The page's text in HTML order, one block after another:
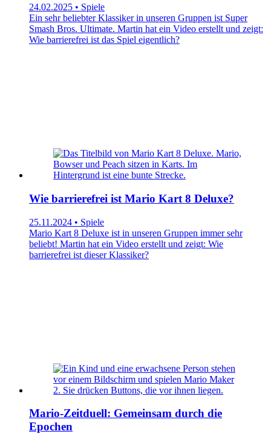
24.02.2025 • Spiele
Ein sehr beliebter Klassiker in unseren Gruppen ist Super
Smash Bros. Ultimate. Martin hat ein Video erstellt und zeigt:
Wie barrierefrei ist das Spiel eigentlich?
Wie barrierefrei ist Mario Kart 8 Deluxe?
25.11.2024 • Spiele
Mario Kart 8 Deluxe ist in unseren Gruppen immer sehr
beliebt! Martin hat ein Video erstellt und zeigt: Wie
barrierefrei ist dieser Klassiker?
Mario-Zeitduell: Gemeinsam durch die
Epochen